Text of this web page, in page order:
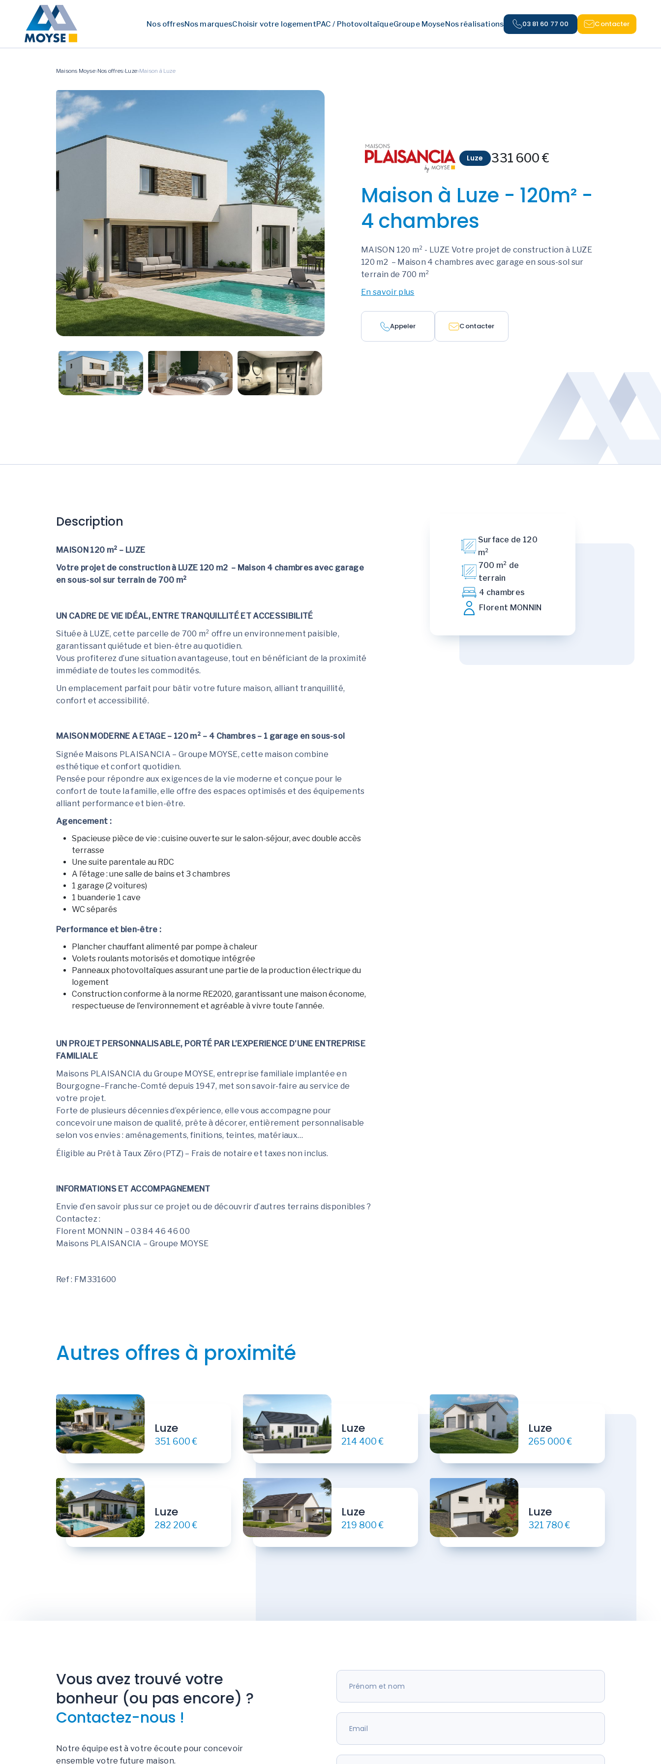
Nos offresNos marquesChoisir votre logementPAC / PhotovoltaïqueGroupe MoyseNos réalisations 03 81 60 77 00 Contacter
Maisons Moyse Nos offres Luze Maison à Luze
Luze 331 600 €
Maison à Luze - 120m² -
4 chambres
MAISON 120 m² - LUZE Votre projet de construction à LUZE
120 m2 – Maison 4 chambres avec garage en sous-sol sur
terrain de 700 m²
En savoir plus
Appeler Contacter
Description
MAISON 120 m² – LUZE
Votre projet de construction à LUZE 120 m2 – Maison 4 chambres avec garage
en sous-sol sur terrain de 700 m²
UN CADRE DE VIE IDÉAL, ENTRE TRANQUILLITÉ ET ACCESSIBILITÉ
Située à LUZE, cette parcelle de 700 m² offre un environnement paisible,
garantissant quiétude et bien-être au quotidien.
Vous profiterez d’une situation avantageuse, tout en bénéficiant de la proximité
immédiate de toutes les commodités.
Un emplacement parfait pour bâtir votre future maison, alliant tranquillité,
confort et accessibilité.
MAISON MODERNE A ETAGE – 120 m² – 4 Chambres – 1 garage en sous-sol
Signée Maisons PLAISANCIA – Groupe MOYSE, cette maison combine
esthétique et confort quotidien.
Pensée pour répondre aux exigences de la vie moderne et conçue pour le
confort de toute la famille, elle offre des espaces optimisés et des équipements
alliant performance et bien-être.
Agencement :
Spacieuse pièce de vie : cuisine ouverte sur le salon-séjour, avec double accès
terrasse
Une suite parentale au RDC
A l’étage : une salle de bains et 3 chambres
1 garage (2 voitures)
1 buanderie 1 cave
WC séparés
Performance et bien-être :
Plancher chauffant alimenté par pompe à chaleur
Volets roulants motorisés et domotique intégrée
Panneaux photovoltaïques assurant une partie de la production électrique du
logement
Construction conforme à la norme RE2020, garantissant une maison économe,
respectueuse de l’environnement et agréable à vivre toute l’année.
UN PROJET PERSONNALISABLE, PORTÉ PAR L’EXPERIENCE D’UNE ENTREPRISE
FAMILIALE
Maisons PLAISANCIA du Groupe MOYSE, entreprise familiale implantée en
Bourgogne–Franche-Comté depuis 1947, met son savoir-faire au service de
votre projet.
Forte de plusieurs décennies d’expérience, elle vous accompagne pour
concevoir une maison de qualité, prête à décorer, entièrement personnalisable
selon vos envies : aménagements, finitions, teintes, matériaux…
Éligible au Prêt à Taux Zéro (PTZ) – Frais de notaire et taxes non inclus.
INFORMATIONS ET ACCOMPAGNEMENT
Envie d’en savoir plus sur ce projet ou de découvrir d’autres terrains disponibles ?
Contactez :
Florent MONNIN – 03 84 46 46 00
Maisons PLAISANCIA – Groupe MOYSE
Ref : FM331600
Surface de 120
m²
700 m² de
terrain
4 chambres
Florent MONNIN
Autres offres à proximité
Luze
351 600 €
Luze
214 400 €
Luze
265 000 €
Luze
282 200 €
Luze
219 800 €
Luze
321 780 €
Vous avez trouvé votre
bonheur (ou pas encore) ?
Contactez-nous !
Notre équipe est à votre écoute pour concevoir
ensemble votre future maison.